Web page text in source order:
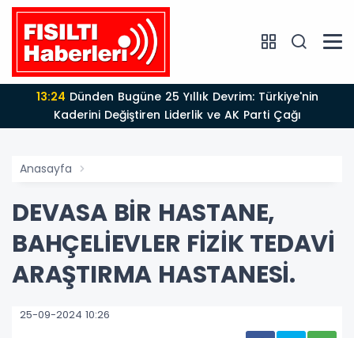
13:24
Kaderini Değiştiren Liderlik ve AK Parti Çağı
Anasayfa
DEVASA BİR HASTANE,
BAHÇELİEVLER FİZİK TEDAVİ
ARAŞTIRMA HASTANESİ.
25-09-2024 10:26